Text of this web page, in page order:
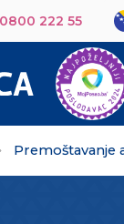
0800 222 55
Premoštavanje